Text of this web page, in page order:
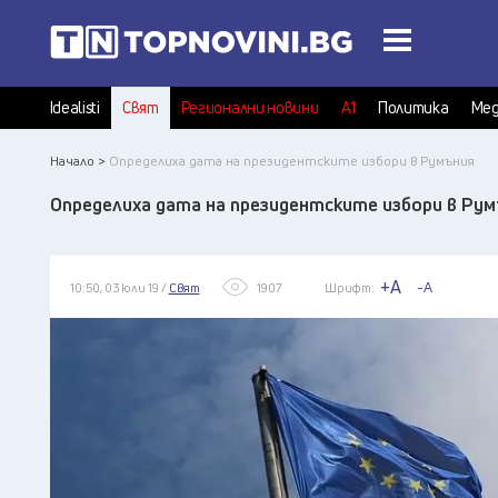
Idealisti Свят Регионални новини А1 Политика
Начало > Определиха дата на президентските избори в Румъния
Определиха дата на президентските избори в
10:50, 03 юли 19 / Свят 1907 Шрифт: +A -A